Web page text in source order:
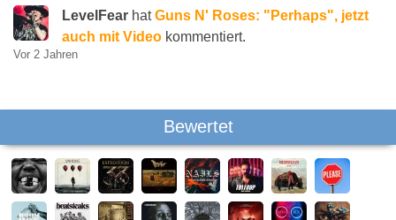
LevelFear hatGuns N' Roses: "Perhaps", jetzt
auch mit Video kommentiert.
Vor 2 Jahren
Bewertet